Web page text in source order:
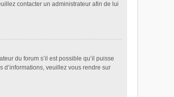
contacter un administrateur afin de lui
du forum s’il est possible qu’il puisse
veuillez vous rendre sur